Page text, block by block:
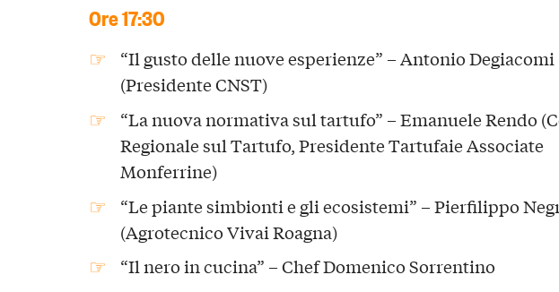
Ore 17:30
“Il gusto delle nuove esperienze” – Antonio Degiacomi
(Presidente CNST)
“La nuova normativa sul tartufo” – Emanuele Rendo
Regionale sul Tartufo, Presidente Tartufaie Associate
Monferrine)
“Le piante simbionti e gli ecosistemi” – Pierfilippo
(Agrotecnico Vivai Roagna)
“Il nero in cucina” – Chef Domenico Sorrentino